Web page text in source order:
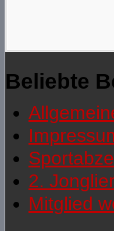
Beliebte
2.
Mitglied